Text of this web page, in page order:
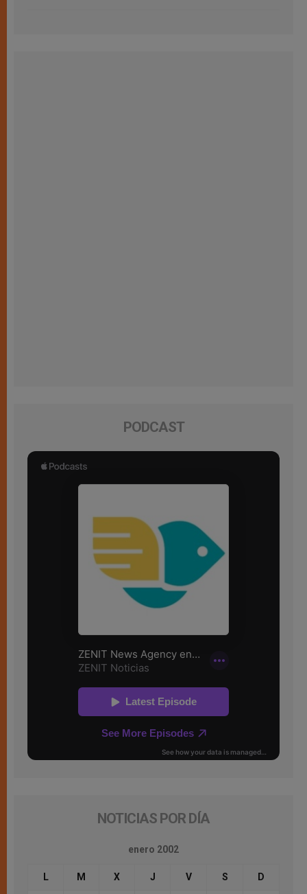
PODCAST
NOTICIAS POR DÍA
enero 2002
L M X J V S D